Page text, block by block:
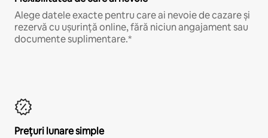
Alege datele exacte pentru care ai nevoie de cazare și
rezervă cu ușurință online, fără niciun angajament sau
documente suplimentare.*
Prețuri lunare simple